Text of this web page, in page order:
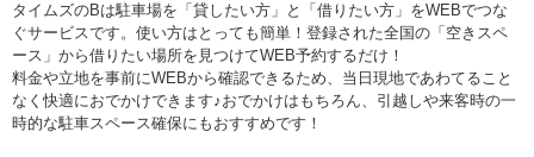
タイムズのBは駐車場を「貸したい方」と「借りたい方」をWEBでつな
ぐサービスです。使い方はとっても簡単！登録された全国の「空きスペ
ース」から借りたい場所を見つけてWEB予約するだけ！
料金や立地を事前にWEBから確認できるため、当日現地であわてること
なく快適におでかけできます♪おでかけはもちろん、引越しや来客時の一
時的な駐車スペース確保にもおすすめです！